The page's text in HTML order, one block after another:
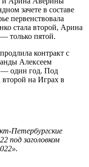
зачете в составе
первенствовала
стала второй, Арина
только пятой.
контракт с
Алексеем
— один год. Под
второй на Играх в
Петербургские
под заголовком